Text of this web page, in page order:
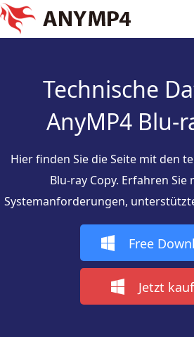
Technische
AnyMP4 Blu-
Hier finden Sie die Seite mit den
Blu-ray Copy. Erfahren
Systemanforderungen,
Free
Jetzt